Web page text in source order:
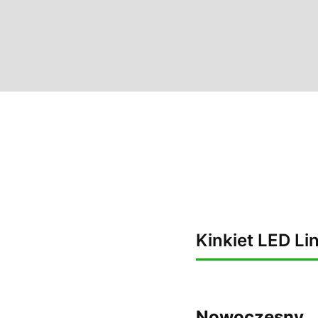
Kinkiet LED